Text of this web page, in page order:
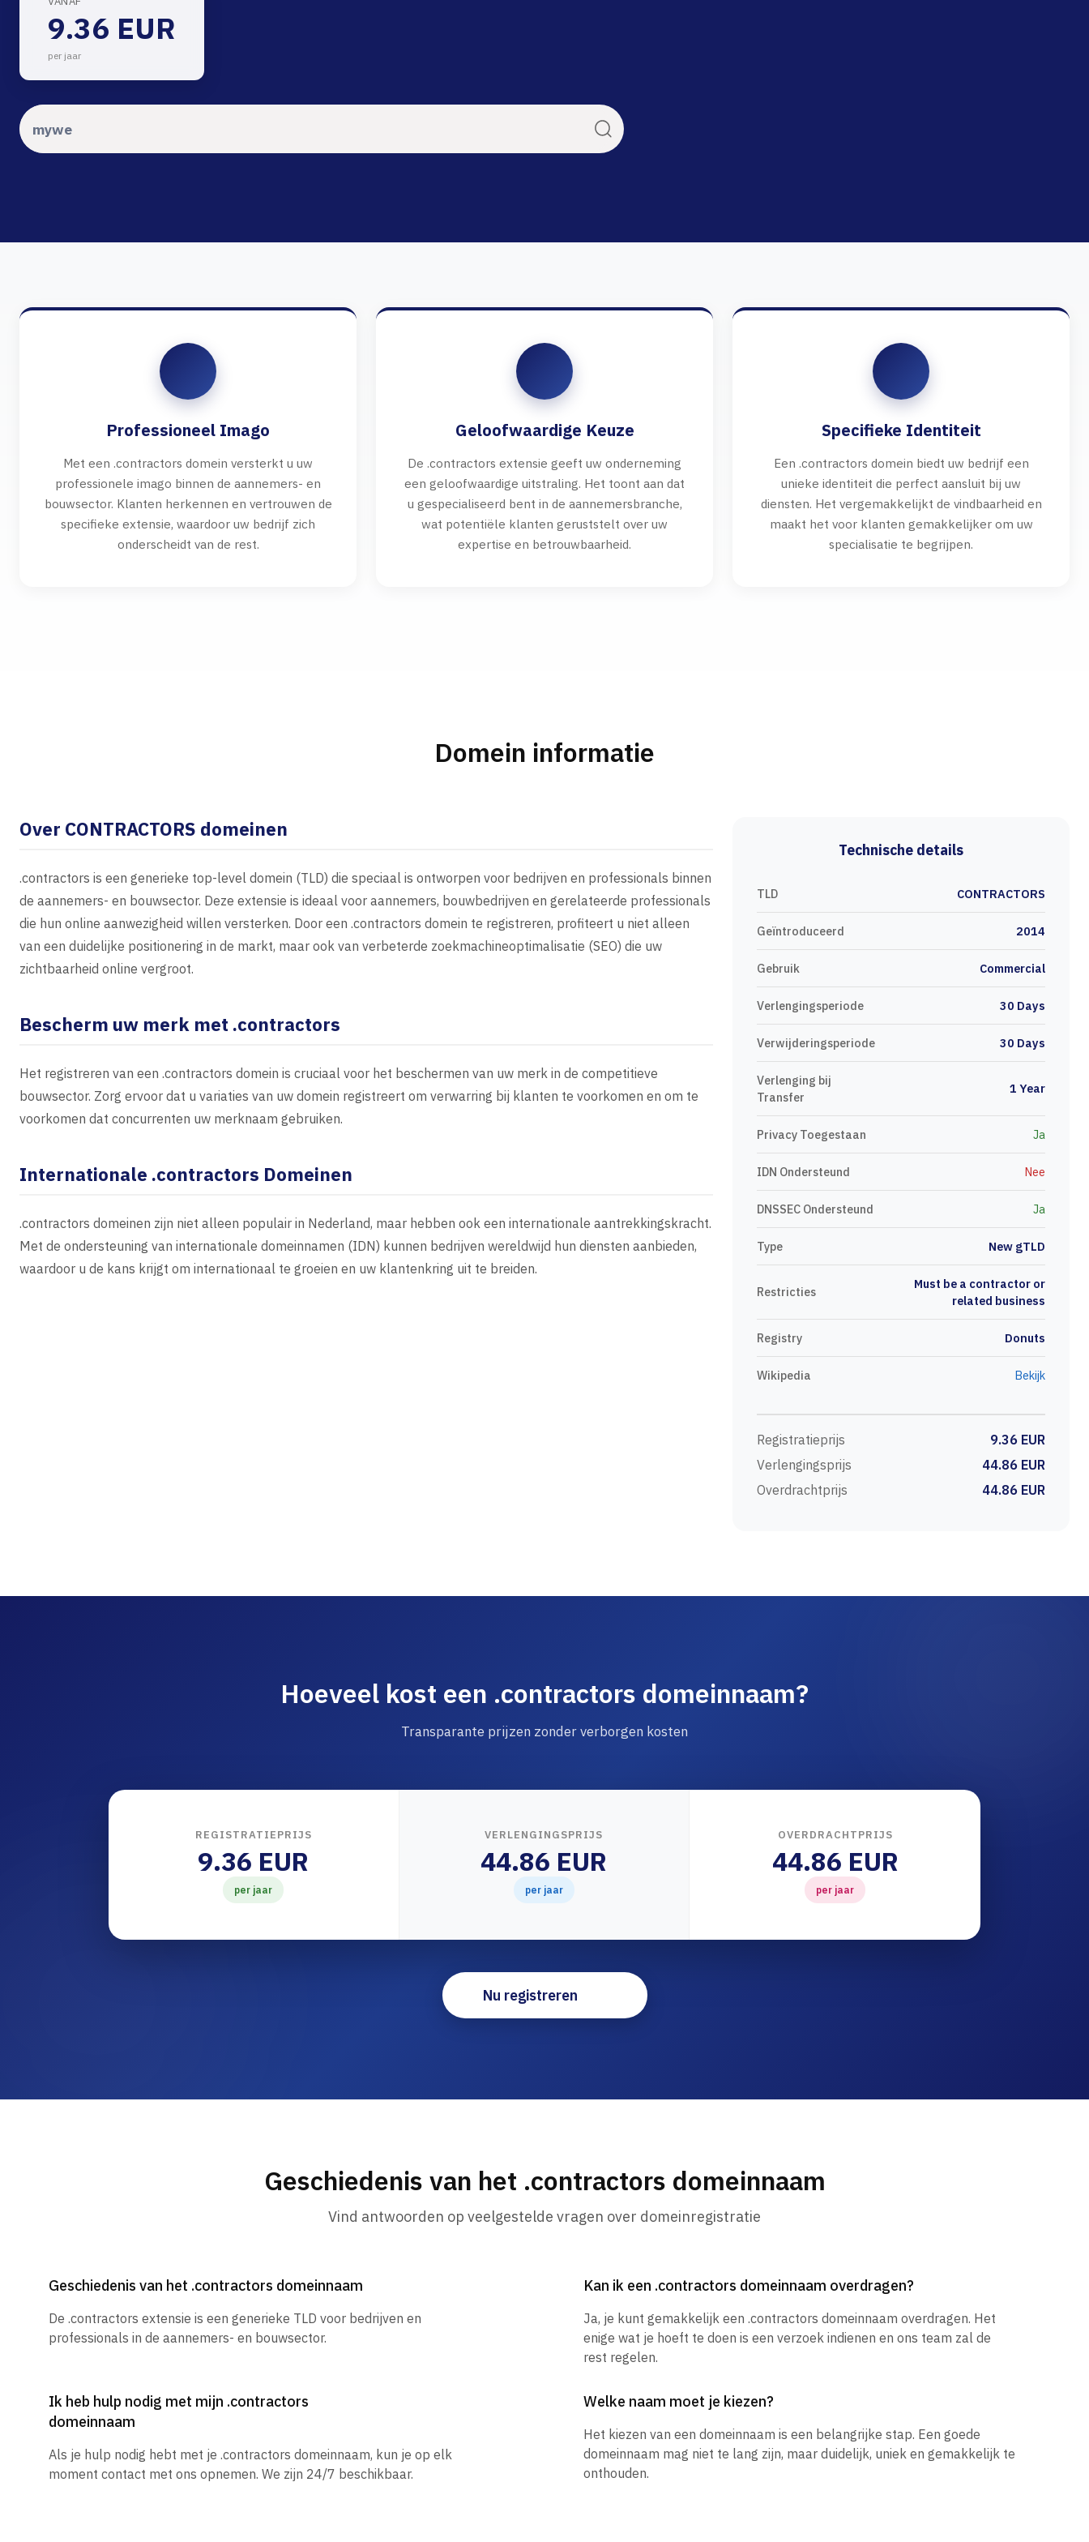
9.36 EUR
per jaar
Professioneel Imago
Met een .contractors domein versterkt u uw
professionele imago binnen de aannemers- en
bouwsector. Klanten herkennen en vertrouwen de
specifieke extensie, waardoor uw bedrijf zich
onderscheidt van de rest.
Geloofwaardige Keuze
De .contractors extensie geeft uw onderneming
een geloofwaardige uitstraling. Het toont aan dat
u gespecialiseerd bent in de aannemersbranche,
wat potentiële klanten geruststelt over uw
expertise en betrouwbaarheid.
Specifieke Identiteit
Een .contractors domein biedt uw bedrijf een
unieke identiteit die perfect aansluit bij uw
diensten. Het vergemakkelijkt de vindbaarheid en
maakt het voor klanten gemakkelijker om uw
specialisatie te begrijpen.
Domein informatie
Over CONTRACTORS domeinen
.contractors is een generieke top-level domein (TLD) die speciaal is ontworpen voor bedrijven en professionals binnen
de aannemers- en bouwsector. Deze extensie is ideaal voor aannemers, bouwbedrijven en gerelateerde professionals
die hun online aanwezigheid willen versterken. Door een .contractors domein te registreren, profiteert u niet alleen
van een duidelijke positionering in de markt, maar ook van verbeterde zoekmachineoptimalisatie (SEO) die uw
zichtbaarheid online vergroot.
Bescherm uw merk met .contractors
Het registreren van een .contractors domein is cruciaal voor het beschermen van uw merk in de competitieve
bouwsector. Zorg ervoor dat u variaties van uw domein registreert om verwarring bij klanten te voorkomen en om te
voorkomen dat concurrenten uw merknaam gebruiken.
Internationale .contractors Domeinen
.contractors domeinen zijn niet alleen populair in Nederland, maar hebben ook een internationale aantrekkingskracht.
Met de ondersteuning van internationale domeinnamen (IDN) kunnen bedrijven wereldwijd hun diensten aanbieden,
waardoor u de kans krijgt om internationaal te groeien en uw klantenkring uit te breiden.
Technische details
TLD CONTRACTORS
Geïntroduceerd 2014
Gebruik Commercial
Verlengingsperiode 30 Days
Verwijderingsperiode 30 Days
Verlenging bij
Transfer
1 Year
Privacy Toegestaan Ja
IDN Ondersteund Nee
DNSSEC Ondersteund Ja
Type New gTLD
Restricties
Must be a contractor or
related business
Registry Donuts
Wikipedia Bekijk
Registratieprijs
9.36 EUR
Verlengingsprijs
44.86 EUR
Overdrachtprijs
44.86 EUR
Hoeveel kost een .contractors domeinnaam?
Transparante prijzen zonder verborgen kosten
REGISTRATIEPRIJS
9.36 EUR
per jaar
VERLENGINGSPRIJS
44.86 EUR
per jaar
OVERDRACHTPRIJS
44.86 EUR
per jaar
Nu registreren
Geschiedenis van het .contractors domeinnaam
Vind antwoorden op veelgestelde vragen over domeinregistratie
Geschiedenis van het .contractors domeinnaam
De .contractors extensie is een generieke TLD voor bedrijven en
professionals in de aannemers- en bouwsector.
Kan ik een .contractors domeinnaam overdragen?
Ja, je kunt gemakkelijk een .contractors domeinnaam overdragen. Het
enige wat je hoeft te doen is een verzoek indienen en ons team zal de
rest regelen.
Ik heb hulp nodig met mijn .contractors
domeinnaam
Als je hulp nodig hebt met je .contractors domeinnaam, kun je op elk
moment contact met ons opnemen. We zijn 24/7 beschikbaar.
Welke naam moet je kiezen?
Het kiezen van een domeinnaam is een belangrijke stap. Een goede
domeinnaam mag niet te lang zijn, maar duidelijk, uniek en gemakkelijk te
onthouden.